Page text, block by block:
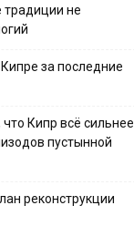
традиции не
за последние
Кипр всё сильнее
пустынной
реконструкции